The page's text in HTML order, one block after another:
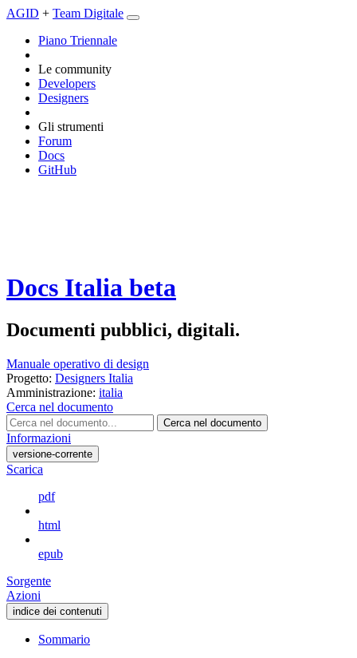
AGID + Team Digitale
Piano Triennale
Le community
Developers
Designers
Gli strumenti
Forum
Docs
GitHub
Docs Italia beta
Documenti pubblici, digitali.
Manuale operativo di design
Progetto: Designers Italia
Amministrazione: italia
Cerca nel documento
Cerca nel documento
Informazioni
versione-corrente
Scarica
pdf
html
epub
Sorgente
Azioni
indice dei contenuti
Sommario